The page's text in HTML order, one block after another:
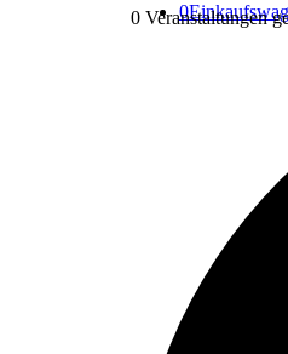
0
0 Veranstaltungen